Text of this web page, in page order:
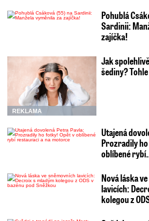
Pohublá
Sardinii:
zajíčka!
REKLAMA
Jak
šediny?
Utajená
Prozradily
oblíbené
Nová láska
lavicích:
kolegou z